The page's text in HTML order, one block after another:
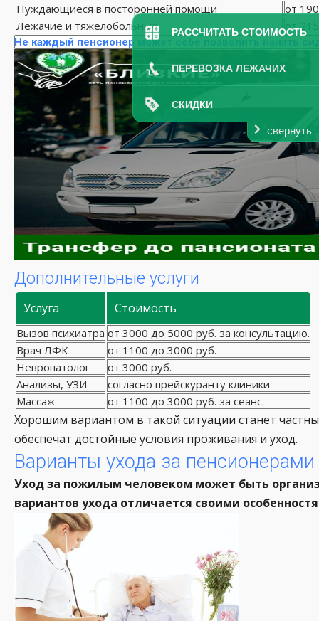
РАССЧИТАТЬ СТОИМОСТЬ
ПЕРЕВОЗКА ЛЕЖАЧИХ
СКИДКИ
свернуть
Нуждающиеся в посторонней помощи
от
Лежачие и тяжелобольные
от
Не каждый пенсионер может себе позволить нанять
Дополнительные услуги
Услуга Стоимость
Вызов психиатра от 3000 до 5000 руб. за консультацию.
Врач ЛФК
от 1100 до 3000 руб.
Невропатолог
от 3000 руб.
Анализы, УЗИ
согласно прейскуранту клиники
Массаж
от 1100 до 3000 руб. за сеанс
Хорошим вариантом в такой ситуации станет
обеспечат достойные условия проживания и уход.
Варианты ухода за пенсионерами
Уход за пожилым человеком может быть
вариантов ухода отличается своими